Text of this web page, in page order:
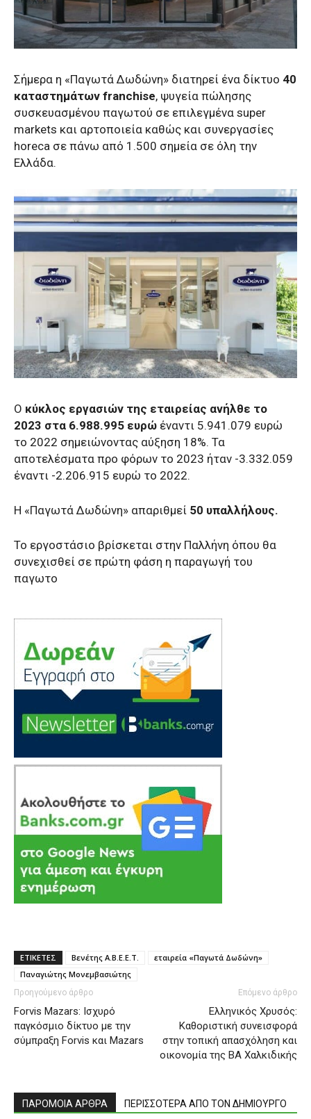
Σήμερα η «Παγωτά Δωδώνη» διατηρεί ένα δίκτυο 40
καταστημάτων franchise, ψυγεία πώλησης
συσκευασμένου παγωτού σε επιλεγμένα super
markets και αρτοποιεία καθώς και συνεργασίες
horeca σε πάνω από 1.500 σημεία σε όλη την
Ελλάδα.
Ο κύκλος εργασιών της εταιρείας ανήλθε το
2023 στα 6.988.995 ευρώ έναντι 5.941.079 ευρώ
το 2022 σημειώνοντας αύξηση 18%. Τα
αποτελέσματα προ φόρων το 2023 ήταν -3.332.059
έναντι -2.206.915 ευρώ το 2022.
Η «Παγωτά Δωδώνη» απαριθμεί 50 υπαλλήλους.
Το εργοστάσιο βρίσκεται στην Παλλήνη όπου θα
συνεχισθεί σε πρώτη φάση η παραγωγή του
παγωτο
ΕΤΙΚΕΤΕΣ Βενέτης A.B.E.E.T.
εταιρεία «Παγωτά Δωδώνη»
Παναγιώτης Μονεμβασιώτης
Προηγούμενο άρθρο
Forvis Mazars: Ισχυρό
παγκόσμιο δίκτυο με την
σύμπραξη Forvis και Mazars
Επόμενο άρθρο
Ελληνικός Χρυσός:
Καθοριστική συνεισφορά
στην τοπική απασχόληση και
οικονομία της BA Χαλκιδικής
ΠΑΡΟΜΟΙΑ ΑΡΘΡΑ ΠΕΡΙΣΣΟΤΕΡΑ ΑΠΟ ΤΟΝ ΔΗΜΙΟΥΡΓΟ